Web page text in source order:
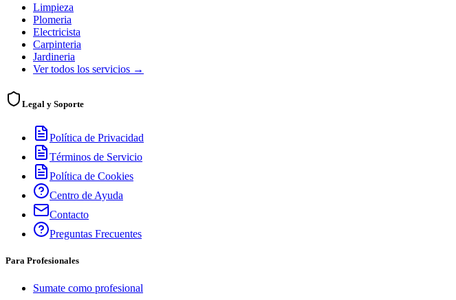
Limpieza
Plomeria
Electricista
Carpinteria
Jardineria
Ver todos los servicios →
Legal y Soporte
Política de Privacidad
Términos de Servicio
Política de Cookies
Centro de Ayuda
Contacto
Preguntas Frecuentes
Para Profesionales
Sumate como profesional